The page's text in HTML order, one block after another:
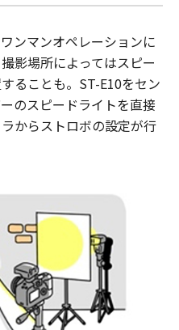
ンマンオペレーションに
影場所によってはスピー
ることも。ST-E10をセン
のスピードライトを直接
からストロボの設定が行